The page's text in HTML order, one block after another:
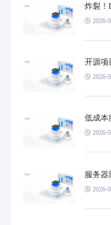
炸裂！
2026-
开源项
2026-
低成本
2026-
服务器
2026-